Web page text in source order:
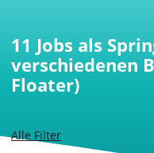
Alle Filter
11 Jobs als
verschiedenen
Floater)